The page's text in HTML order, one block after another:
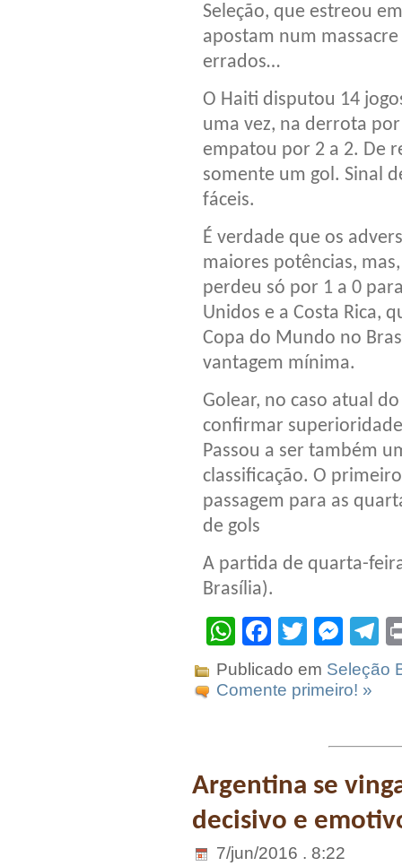
Seleção, que estreou
apostam num
errados…
O Haiti disputou 14
uma vez, na derrota
empatou por 2 a 2. De
somente um gol. Sinal
fáceis.
É verdade que os
maiores potências,
perdeu só por 1 a 0
Unidos e a Costa Rica,
Copa do Mundo no
vantagem mínima.
Golear, no caso atual
confirmar
Passou a ser também
classificação. O
passagem para as
de gols
A partida de quarta-
Brasília).
WhatsApp
Facebook
Twitter
Publicado em Seleção
Comente primeiro! »
Argentina se
decisivo e
7/jun/2016 . 8:22